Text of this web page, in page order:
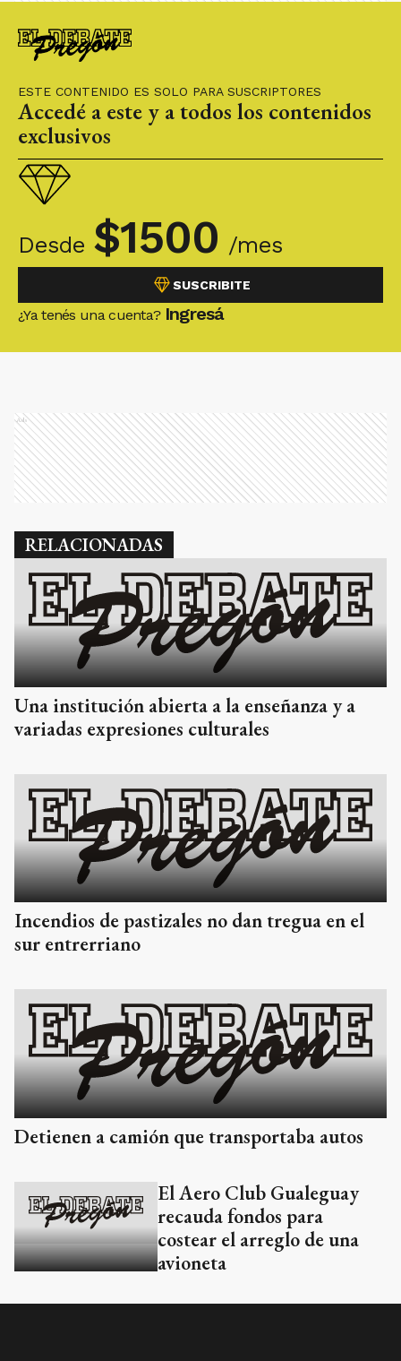
ESTE CONTENIDO ES SOLO PARA SUSCRIPTORES
Accedé a este y a todos los contenidos
exclusivos
Desde $1500 /mes
SUSCRIBITE
¿Ya tenés una cuenta? Ingresá
Ads
RELACIONADAS
Una institución abierta a la enseñanza y a
variadas expresiones culturales
Incendios de pastizales no dan tregua en el
sur entrerriano
Detienen a camión que transportaba autos
El Aero Club Gualeguay
recauda fondos para
costear el arreglo de una
avioneta